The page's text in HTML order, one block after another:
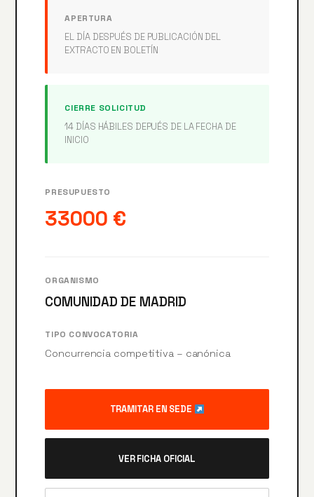
APERTURA
EL DÍA DESPUÉS DE PUBLICACIÓN DEL
EXTRACTO EN BOLETÍN
CIERRE SOLICITUD
14 DÍAS HÁBILES DEPUÉS DE LA FECHA DE
INICIO
PRESUPUESTO
33000 €
ORGANISMO
COMUNIDAD DE MADRID
TIPO CONVOCATORIA
Concurrencia competitiva – canónica
TRAMITAR EN SEDE
VER FICHA OFICIAL